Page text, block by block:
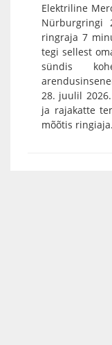
Elektriline
Nürburgringi
ringraja 7
tegi sellest
sündis
28. juulil
ja rajakatte
mõõtis